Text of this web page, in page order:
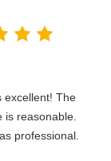
excellent! The
is reasonable.
professional.